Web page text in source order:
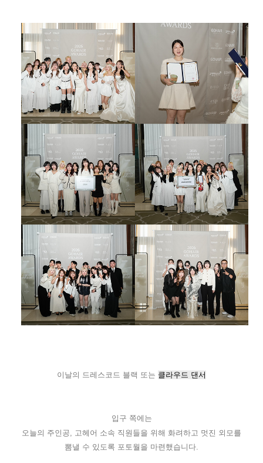
이날의 드레스코드 블랙 또는 클라우드 댄서
입구 쪽에는
오늘의 주인공, 고헤어 소속 직원들을 위해 화려하고 멋진 외모를
뽐낼 수 있도록 포토월을 마련했습니다.